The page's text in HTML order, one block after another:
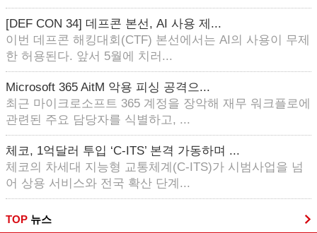
[DEF CON 34] 데프콘 본선, AI 사용 제...
이번 데프콘 해킹대회(CTF) 본선에서는 AI의 사용이 무제
한 허용된다. 앞서 5월에 치러...
Microsoft 365 AitM 악용 피싱 공격으...
최근 마이크로소프트 365 계정을 장악해 재무 워크플로에
관련된 주요 담당자를 식별하고, ...
체코, 1억달러 투입 ‘C-ITS’ 본격 가동하며 ...
체코의 차세대 지능형 교통체계(C-ITS)가 시범사업을 넘
어 상용 서비스와 전국 확산 단계...
TOP 뉴스